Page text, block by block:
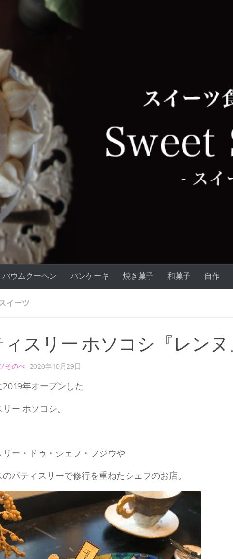
バウムクーヘン パンケーキ 焼き菓子 和菓子 自作
イーツ
スリー ホソコシ『レンヌ
そのべ · 2020年10月29日
2019年オープンした
ー ホソコシ。
リー・ドゥ・シェフ・フジウや
のパティスリーで修行を重ねたシェフのお店。